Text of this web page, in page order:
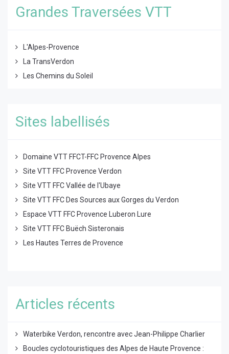
Grandes Traversées VTT
L'Alpes-Provence
La TransVerdon
Les Chemins du Soleil
Sites labellisés
Domaine VTT FFCT-FFC Provence Alpes
Site VTT FFC Provence Verdon
Site VTT FFC Vallée de l'Ubaye
Site VTT FFC Des Sources aux Gorges du Verdon
Espace VTT FFC Provence Luberon Lure
Site VTT FFC Buëch Sisteronais
Les Hautes Terres de Provence
Articles récents
Waterbike Verdon, rencontre avec Jean-Philippe Charlier
Boucles cyclotouristiques des Alpes de Haute Provence :